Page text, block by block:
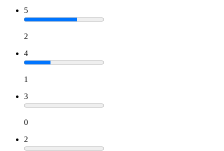
5
2
4
1
3
0
2